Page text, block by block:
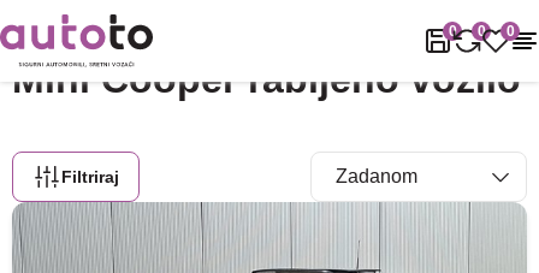
0 0 0
Naslovnica Rabljena vozila
Mini Cooper rabljeno vozilo
Filtriraj